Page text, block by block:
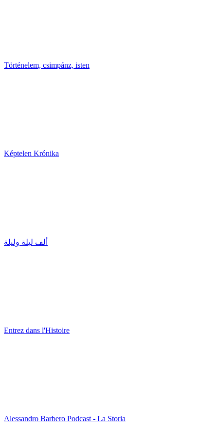
Történelem, csimpánz, isten
Képtelen Krónika
ألف ليلة وليلة
Entrez dans l'Histoire
Alessandro Barbero Podcast - La Storia